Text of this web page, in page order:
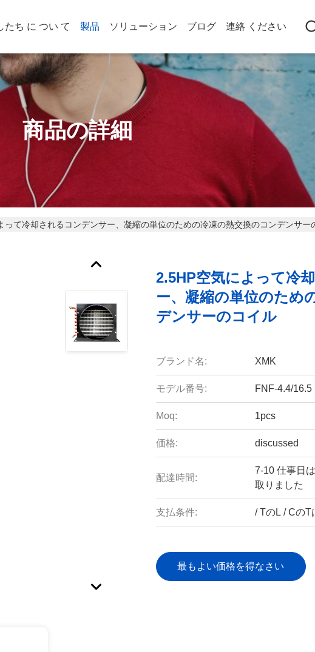
たち に つい て 製品 ソリューション ブログ 連絡 ください
商品の詳細
って冷却されるコンデンサー、凝縮の単位のための冷凍の熱交換のコンデンサー
2.5HP空気によって冷
ー、凝縮の単位のため
デンサーのコイル
ブランド名: XMK
モデル番号: FNF-4.4/16.5
Moq: 1pcs
価格: discussed
配達時間:
7-10 仕事日
取りました
支払条件: / TのL / CのT
最もよい価格を得なさい